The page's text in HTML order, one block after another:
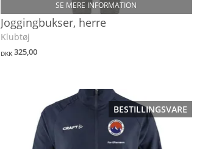
SE MERE INFORMATION
Joggingbukser, herre
Klubtøj
DKK325,00
BESTILLINGSVARE